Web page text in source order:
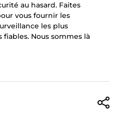
au hasard. Faites
vous fournir les
les plus
fiables. Nous sommes là